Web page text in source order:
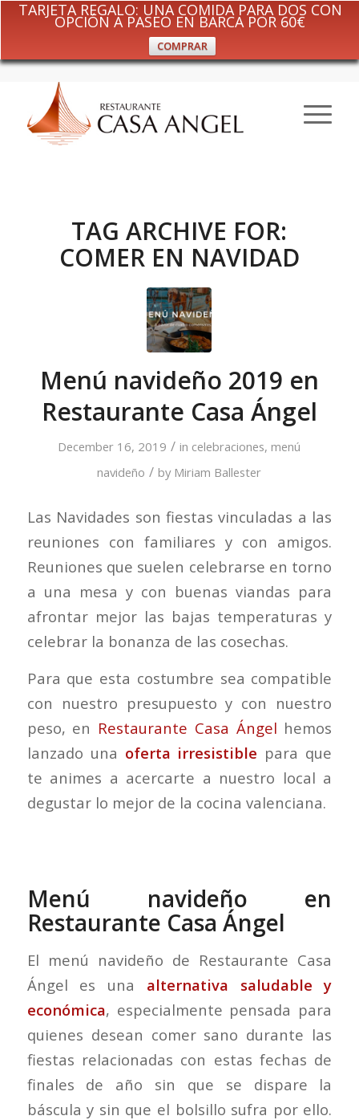
TARJETA REGALO: UNA COMIDA PARA DOS CON
OPCIÓN A PASEO EN BARCA POR 60€
COMPRAR
TAG ARCHIVE FOR:
COMER EN NAVIDAD
Menú navideño 2019 en
Restaurante Casa Ángel
December 16, 2019 / in celebraciones,menú
navideño / by Miriam Ballester
Las Navidades son fiestas vinculadas a las
reuniones con familiares y con amigos.
Reuniones que suelen celebrarse en torno
a una mesa y con buenas viandas para
afrontar mejor las bajas temperaturas y
celebrar la bonanza de las cosechas.
Para que esta costumbre sea compatible
con nuestro presupuesto y con nuestro
peso, en Restaurante Casa Ángel hemos
lanzado una oferta irresistible para que
te animes a acercarte a nuestro local a
degustar lo mejor de la cocina valenciana.
Menú navideño en
Restaurante Casa Ángel
El menú navideño de Restaurante Casa
Ángel es una alternativa saludable y
económica, especialmente pensada para
quienes desean comer sano durante las
fiestas relacionadas con estas fechas de
finales de año sin que se dispare la
báscula y sin que el bolsillo sufra por ello.